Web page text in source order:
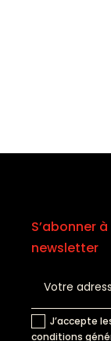
S’abonner
newsletter
J’accepte
conditions